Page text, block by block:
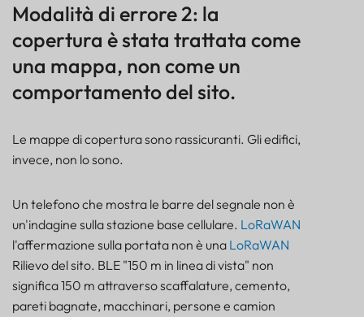
Modalità di errore 2: la
copertura è stata trattata come
una mappa, non come un
comportamento del sito.
Le mappe di copertura sono rassicuranti. Gli edifici,
invece, non lo sono.
Un telefono che mostra le barre del segnale non è
un'indagine sulla stazione base cellulare. LoRaWAN
l'affermazione sulla portata non è una LoRaWAN
Rilievo del sito. BLE "150 m in linea di vista" non
significa 150 m attraverso scaffalature, cemento,
pareti bagnate, macchinari, persone e camion